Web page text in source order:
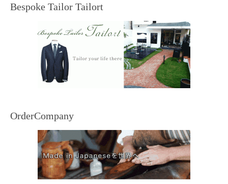
Bespoke Tailor Tailort
OrderCompany